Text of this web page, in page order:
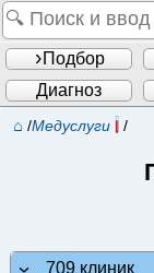
Подбор
Диагноз
⌂ /Медуслуги /
709 клиник